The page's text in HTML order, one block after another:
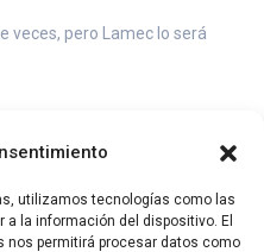
utilizamos tecnologías como las
la información del dispositivo. El
permitirá procesar datos como
veces, pero Lamec lo será
un hijo, al que puso el
llamó Enós. Fue entonces